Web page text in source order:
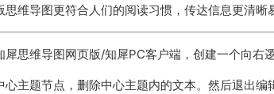
思维导图更符合人们的阅读习惯，传达信息更清
犀思维导图网页版/知犀PC客户端，创建一个向右逻
心主题节点，删除中心主题内的文本。然后退出编